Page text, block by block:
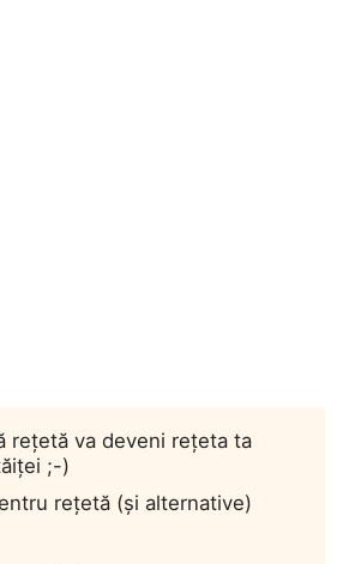
rețetă va deveni rețeta ta
;-)
rețetă (și alternative)